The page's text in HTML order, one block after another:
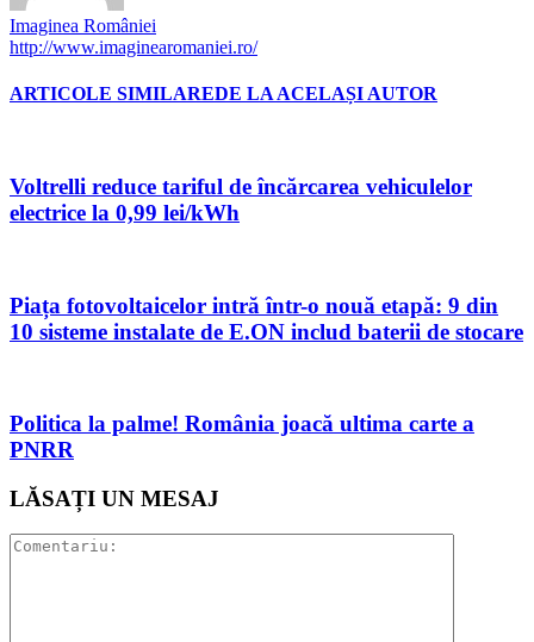
Imaginea României
http://www.imaginearomaniei.ro/
ARTICOLE SIMILAREDE LA ACELAȘI AUTOR
Voltrelli reduce tariful de încărcarea vehiculelor
electrice la 0,99 lei/kWh
Piața fotovoltaicelor intră într-o nouă etapă: 9 din
10 sisteme instalate de E.ON includ baterii de stocare
Politica la palme! România joacă ultima carte a
PNRR
LĂSAȚI UN MESAJ